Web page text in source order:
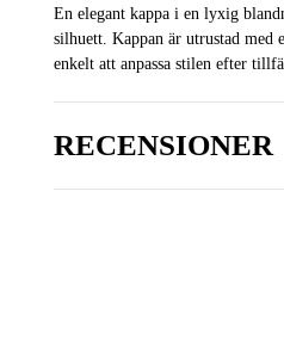
En elegant kappa i en lyxig
silhuett. Kappan är utrustad med
enkelt att anpassa stilen efter
RECENSIONER